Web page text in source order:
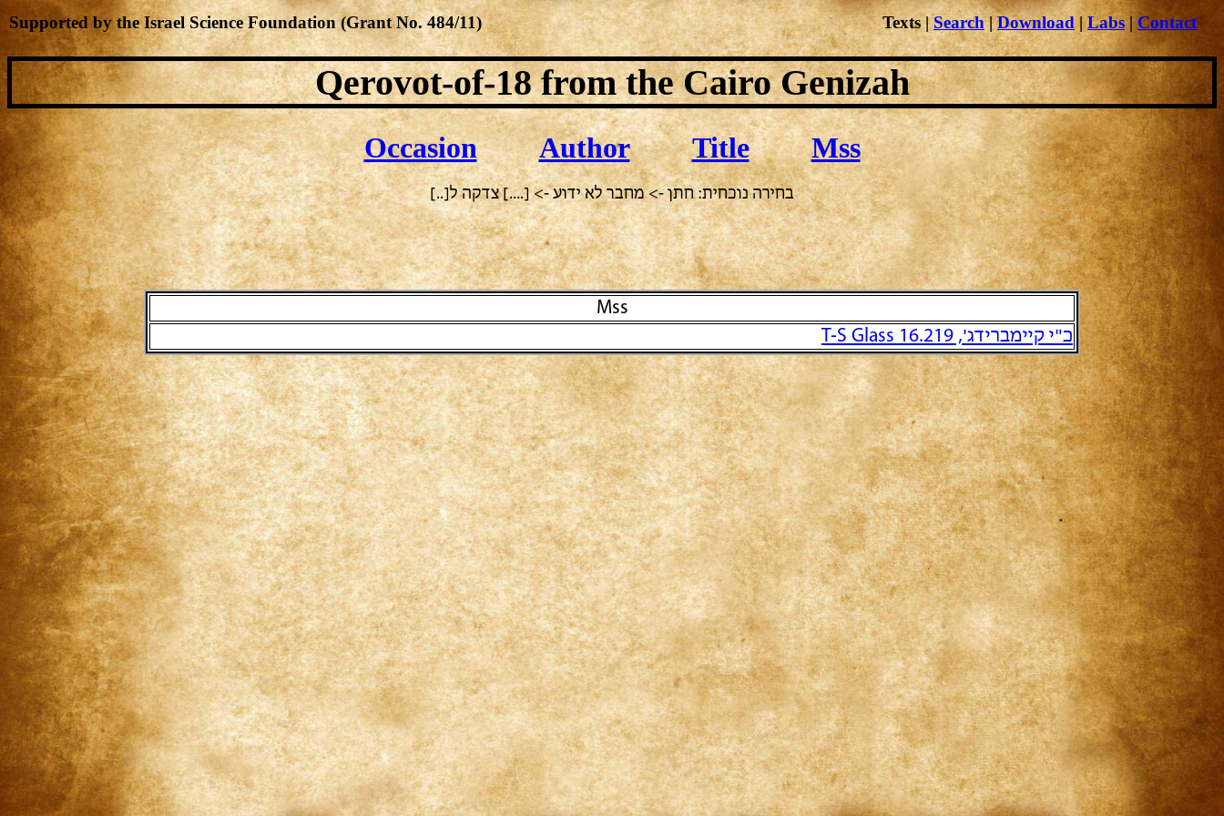
Qerovot-of-18from the Cairo Genizah
Occasion Author Title Mss
בחירה נוכחית: חתן -> מחבר לא ידוע -> [....] צדקה ל[..]
Mss
כ"י קיימברידג', T-S Glass 16.219
Texts|Search|Download|Labs | Contact
Supported by the Israel Science Foundation (Grant No. 484/11)